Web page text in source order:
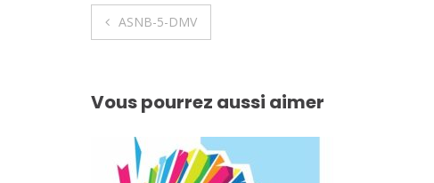
Navigation
l’article
ASNB-5-DMV
Vous pourrez aussi aimer